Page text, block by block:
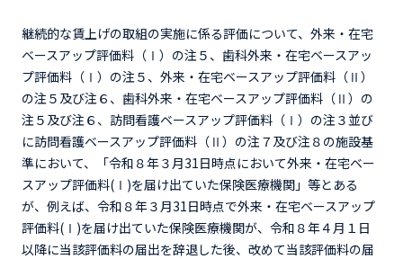
継続的な賃上げの取組の実施に係る評価について、外来・在宅
ベースアップ評価料（Ⅰ）の注５、歯科外来・在宅ベースアッ
プ評価料（Ⅰ）の注５、外来・在宅ベースアップ評価料（Ⅱ）
の注５及び注６、歯科外来・在宅ベースアップ評価料（Ⅱ）の
注５及び注６、訪問看護ベースアップ評価料（Ⅰ）の注３並び
に訪問看護ベースアップ評価料（Ⅱ）の注７及び注８の施設基
準において、「令和８年３月31日時点において外来・在宅ベー
スアップ評価料(Ⅰ)を届け出ていた保険医療機関」等とある
が、例えば、令和８年３月31日時点で外来・在宅ベースアップ
評価料(Ⅰ)を届け出ていた保険医療機関が、令和８年４月１日
以降に当該評価料の届出を辞退した後、改めて当該評価料の届